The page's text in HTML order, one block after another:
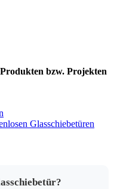
bzw. Projekten
Glasschiebetüren